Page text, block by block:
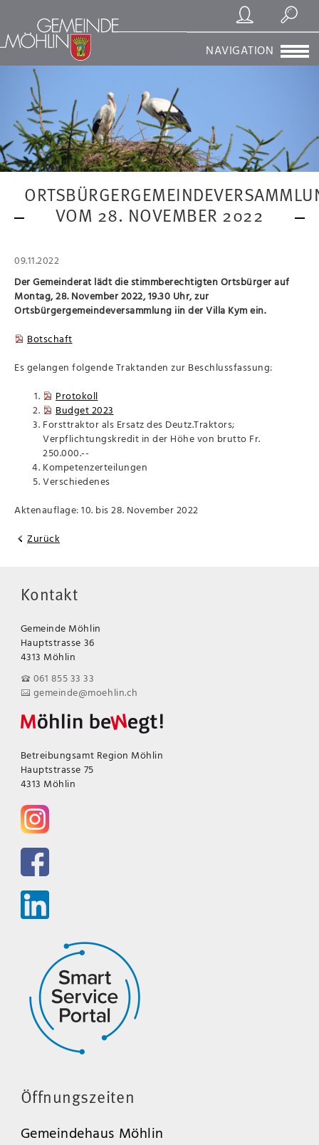
Registrierung/Login
Suchen
NAVIGATION
VOM 28. NOVEMBER 2022
09.11.2022
Der Gemeinderat lädt die stimmberechtigten Ortsbürger auf
Montag, 28. November 2022, 19.30 Uhr, zur
Ortsbürgergemeindeversammlung iin der Villa Kym ein.
Botschaft
Es gelangen folgende Traktanden zur Beschlussfassung:
Protokoll
Budget 2023
Forsttraktor als Ersatz des Deutz.Traktors;
Verpflichtungskredit in der Höhe von brutto Fr.
250.000.--
Kompetenzerteilungen
Verschiedenes
Aktenauflage: 10. bis 28. November 2022
Zurück
Kontakt
Gemeinde Möhlin
Hauptstrasse 36
4313 Möhlin
061 855 33 33
gemeinde@moehlin.ch
Betreibungsamt Region Möhlin
Hauptstrasse 75
4313 Möhlin
Öffnungszeiten
Gemeindehaus Möhlin